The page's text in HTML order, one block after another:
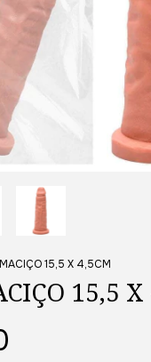
15,5 X 4,5CM
15,5 X